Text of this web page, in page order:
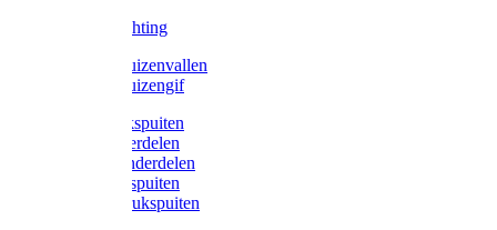
LED verlichting
Ratten / Muizenvallen
Ratten / Muizengif
Gloria drukspuiten
Gloria onderdelen
Gardena onderdelen
Dario drukspuiten
Gardena drukspuiten